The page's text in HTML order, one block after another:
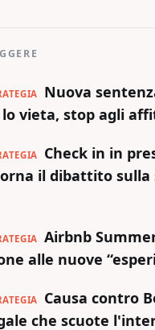
Nuova
vieta, stop agli
Check in in
il dibattito sulla
Airbnb
alle nuove
Causa contro
che scuote